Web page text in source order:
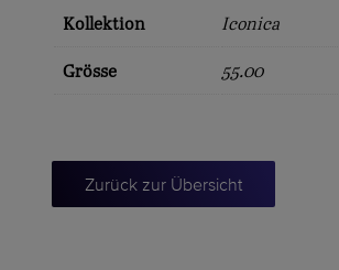
Kollektion Iconica
Grösse 55.00
Zurück zur Übersicht